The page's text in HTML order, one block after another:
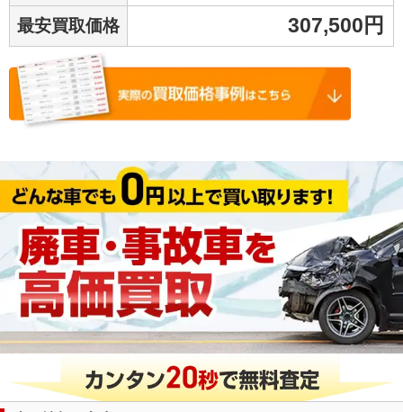
最安買取価格 307,500 円